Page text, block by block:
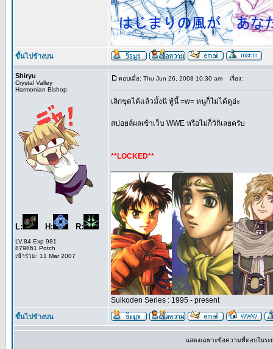
ขึ้นไปข้างบน
Shiryu
Crystal Valley
Harmonian Bishop
L: H: R:
LV.84 Exp 981
879861 Potch
เข้าร่วม: 11 Mar 2007
ตอบเมื่อ: Thu Jun 26, 2008 10:30 am เรื่อง:
เลิกขุดได้แล้วมั้งนิ ทู้นี้ =w= หนูก็ไม่ได้ดูอ่ะ
สปอยล์ผลเข้าเว็บ WWE หรือไม่ก็วิกิเลยครับ
**LOCKED**
Suikoden Series : 1995 - present
ขึ้นไปข้างบน
แสดงเฉพาะข้อความที่ตอบในระ